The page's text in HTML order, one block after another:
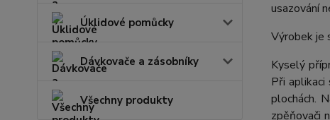
Úklidové pomůcky
Dávkovače a zásobníky
Všechny produkty
usazování
Výrobek je
Kyselý
Při
plochách.
zpěňovači